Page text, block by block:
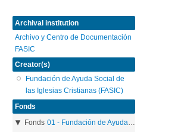
Archival institution
Archivo y Centro de Documentación
FASIC
Creator(s)
Fundación de Ayuda Social de
las Iglesias Cristianas (FASIC)
Fonds
Fonds 01 - Fundación de Ayuda Social de las Iglesias Cristianas